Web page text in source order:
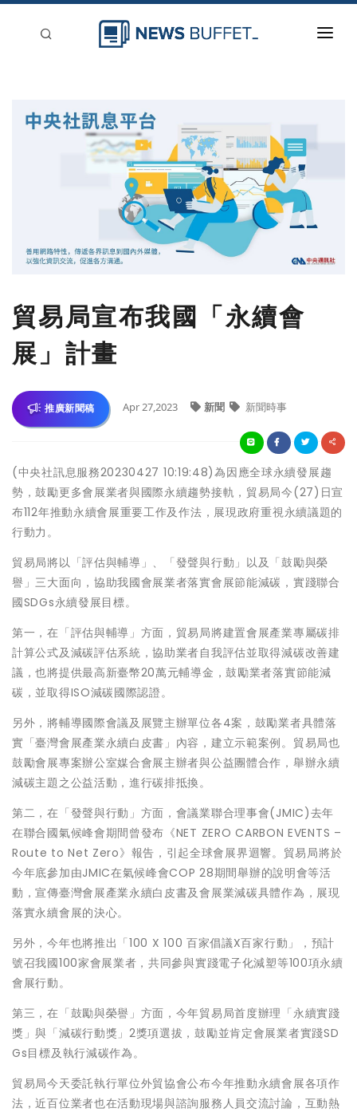
貿易局宣布我國「永續會
展」計畫
推廣新聞稿 Apr 27,2023 新聞 新聞時事
(中央社訊息服務20230427 10:19:48)為因應全球永續發展趨
勢，鼓勵更多會展業者與國際永續趨勢接軌，貿易局今(27)日宣
布112年推動永續會展重要工作及作法，展現政府重視永續議題的
行動力。
貿易局將以「評估與輔導」、「發聲與行動」以及「鼓勵與榮
譽」三大面向，協助我國會展業者落實會展節能減碳，實踐聯合
國SDGs永續發展目標。
第一，在「評估與輔導」方面，貿易局將建置會展產業專屬碳排
計算公式及減碳評估系統，協助業者自我評估並取得減碳改善建
議，也將提供最高新臺幣20萬元輔導金，鼓勵業者落實節能減
碳，並取得ISO減碳國際認證。
另外，將輔導國際會議及展覽主辦單位各4案，鼓勵業者具體落
實「臺灣會展產業永續白皮書」內容，建立示範案例。貿易局也
鼓勵會展專案辦公室媒合會展主辦者與公益團體合作，舉辦永續
減碳主題之公益活動，進行碳排抵換。
第二，在「發聲與行動」方面，會議業聯合理事會(JMIC)去年
在聯合國氣候峰會期間曾發布《NET ZERO CARBON EVENTS –
Route to Net Zero》報告，引起全球會展界迴響。貿易局將於
今年底參加由JMIC在氣候峰會COP 28期間舉辦的說明會等活
動，宣傳臺灣會展產業永續白皮書及會展業減碳具體作為，展現
落實永續會展的決心。
另外，今年也將推出「100 X 100 百家倡議X百家行動」，預計
號召我國100家會展業者，共同參與實踐電子化減塑等100項永續
會展行動。
第三，在「鼓勵與榮譽」方面，今年貿易局首度辦理「永續實踐
獎」與「減碳行動獎」2獎項選拔，鼓勵並肯定會展業者實踐SD
Gs目標及執行減碳作為。
貿易局今天委託執行單位外貿協會公布今年推動永續會展各項作
法，近百位業者也在活動現場與諮詢服務人員交流討論，互動熱